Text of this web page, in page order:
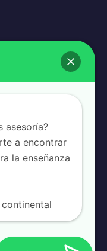
asesoría?
a encontrar
la enseñanza